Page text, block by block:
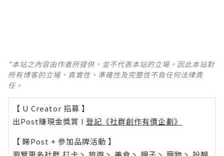
*本站之內容由作者所提供，並不代表本站的立場。因此本站對
所有博客的立場、真實性、準確性及完整性不負任何法律責
任。
【 U Creator 招募 】
出Post賺現金獎賞 l 登記《社群創作有價企劃》
【 睇Post + 參加品牌活動 】